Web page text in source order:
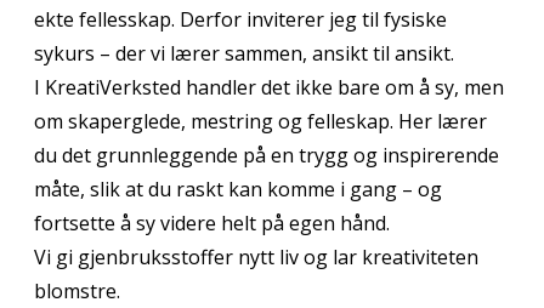
ekte fellesskap. Derfor inviterer jeg til fysiske
sykurs – der vi lærer sammen, ansikt til ansikt.
I KreatiVerksted handler det ikke bare om å sy, men
om skaperglede, mestring og felleskap. Her lærer
du det grunnleggende på en trygg og inspirerende
måte, slik at du raskt kan komme i gang – og
fortsette å sy videre helt på egen hånd.
Vi gi gjenbruksstoffer nytt liv og lar kreativiteten
blomstre.